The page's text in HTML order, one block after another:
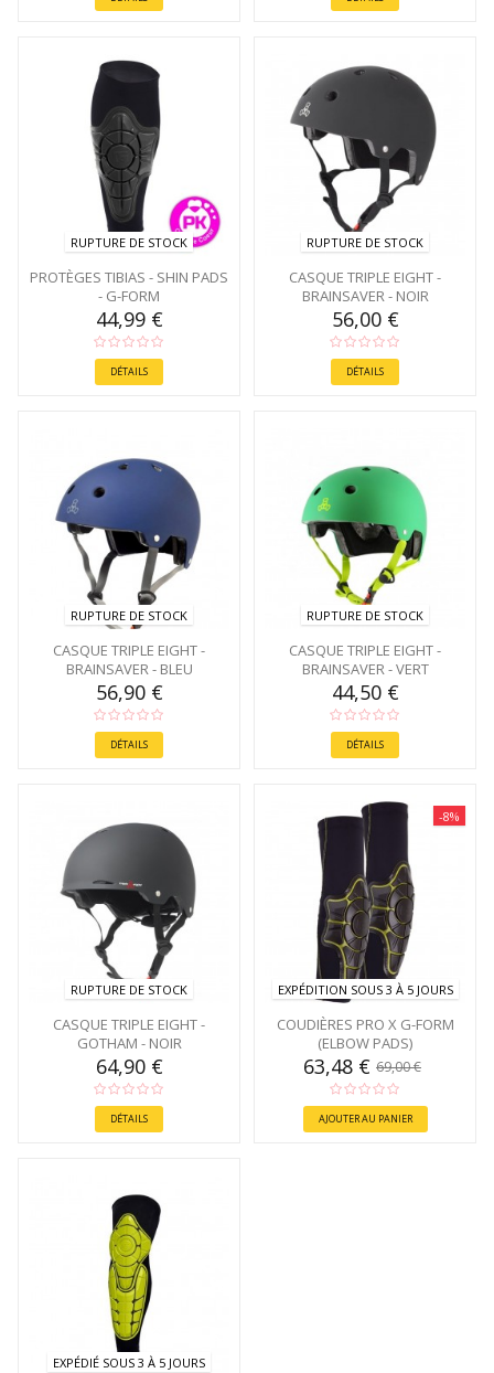
RUPTURE DE STOCK
PROTÈGES TIBIAS - SHIN PADS
- G-FORM
44,99 €
DÉTAILS
RUPTURE DE STOCK
CASQUE TRIPLE EIGHT -
BRAINSAVER - NOIR
56,00 €
DÉTAILS
RUPTURE DE STOCK
CASQUE TRIPLE EIGHT -
BRAINSAVER - BLEU
56,90 €
DÉTAILS
RUPTURE DE STOCK
CASQUE TRIPLE EIGHT -
BRAINSAVER - VERT
44,50 €
DÉTAILS
RUPTURE DE STOCK
CASQUE TRIPLE EIGHT -
GOTHAM - NOIR
64,90 €
DÉTAILS
-8%
EXPÉDITION SOUS 3 À 5 JOURS
COUDIÈRES PRO X G-FORM
(ELBOW PADS)
63,48 € 69,00 €
AJOUTER AU PANIER
EXPÉDIÉ SOUS 3 À 5 JOURS